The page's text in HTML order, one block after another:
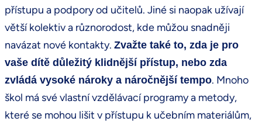
přístupu a podpory od učitelů. Jiné si naopak užívají
větší kolektiv a různorodost, kde můžou snadněji
navázat nové kontakty. Zvažte také to, zda je pro
vaše dítě důležitý klidnější přístup, nebo zda
zvládá vysoké nároky a náročnější tempo. Mnoho
škol má své vlastní vzdělávací programy a metody,
které se mohou lišit v přístupu k učebním materiálům,